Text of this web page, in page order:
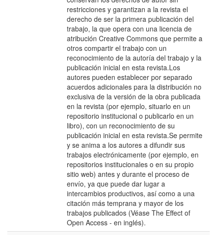
restricciones y garantizan a la revista el
derecho de ser la primera publicación del
trabajo, la que opera con una licencia de
atribución Creative Commons que permite a
otros compartir el trabajo con un
reconocimiento de la autoría del trabajo y la
publicación inicial en esta revista.Los
autores pueden establecer por separado
acuerdos adicionales para la distribución no
exclusiva de la versión de la obra publicada
en la revista (por ejemplo, situarlo en un
repositorio institucional o publicarlo en un
libro), con un reconocimiento de su
publicación inicial en esta revista.Se permite
y se anima a los autores a difundir sus
trabajos electrónicamente (por ejemplo, en
repositorios institucionales o en su propio
sitio web) antes y durante el proceso de
envío, ya que puede dar lugar a
intercambios productivos, así como a una
citación más temprana y mayor de los
trabajos publicados (Véase The Effect of
Open Access - en inglés).